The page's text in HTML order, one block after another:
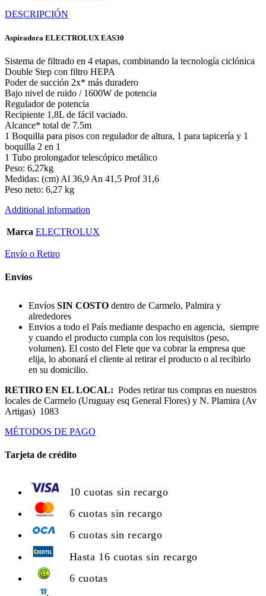
DESCRIPCIÓN
Aspiradora ELECTROLUX EAS30
Sistema de filtrado en 4 etapas, combinando la tecnología ciclónica
Double Step con filtro HEPA
Poder de succión 2x* más duradero
Bajo nivel de ruido / 1600W de potencia
Regulador de potencia
Recipiente 1,8L de fácil vaciado.
Alcance* total de 7.5m
1 Boquilla para pisos con regulador de altura, 1 para tapicería y 1
boquilla 2 en 1
1 Tubo prolongador telescópico metálico
Peso: 6,27kg
Medidas: (cm) Al 36,9 An 41,5 Prof 31,6
Peso neto: 6,27 kg
Additional information
Marca ELECTROLUX
Envío o Retiro
Envíos
Envíos SIN COSTO dentro de Carmelo, Palmira y
alrededores
Envios a todo el País mediante despacho en agencia, siempre
y cuando el producto cumpla con los requisitos (peso,
volumen). El costo del Flete que va cobrar la empresa que
elija, lo abonará el cliente al retirar el producto o al recibirlo
en su domicilio.
RETIRO EN EL LOCAL: Podes retirar tus compras en nuestros
locales de Carmelo (Uruguay esq General Flores) y N. Plamira (Av
Artigas) 1083
MÉTODOS DE PAGO
Tarjeta de crédito
10 cuotas sin recargo
6 cuotas sin recargo
6 cuotas sin recargo
Hasta 16 cuotas sin recargo
6 cuotas